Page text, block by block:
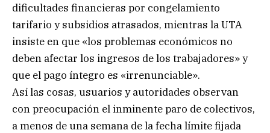
dificultades financieras por congelamiento
tarifario y subsidios atrasados, mientras la UTA
insiste en que «los problemas económicos no
deben afectar los ingresos de los trabajadores» y
que el pago íntegro es «irrenunciable».
Así las cosas, usuarios y autoridades observan
con preocupación el inminente paro de colectivos,
a menos de una semana de la fecha límite fijada